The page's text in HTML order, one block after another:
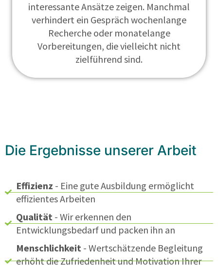
interessante Ansätze zeigen. Manchmal
verhindert ein Gespräch wochenlange
Recherche oder monatelange
Vorbereitungen, die vielleicht nicht
zielführend sind.
Die Ergebnisse unserer Arbeit
Effizienz - Eine gute Ausbildung ermöglicht
effizientes Arbeiten
Qualität- Wir erkennen den
Entwicklungsbedarf und packen ihn an
Menschlichkeit- Wertschätzende Begleitung
erhöht die Zufriedenheit und Motivation Ihrer